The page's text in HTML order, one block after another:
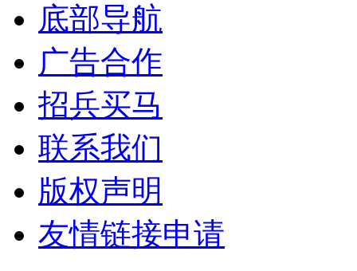
底部导航
广告合作
招兵买马
联系我们
版权声明
友情链接申请